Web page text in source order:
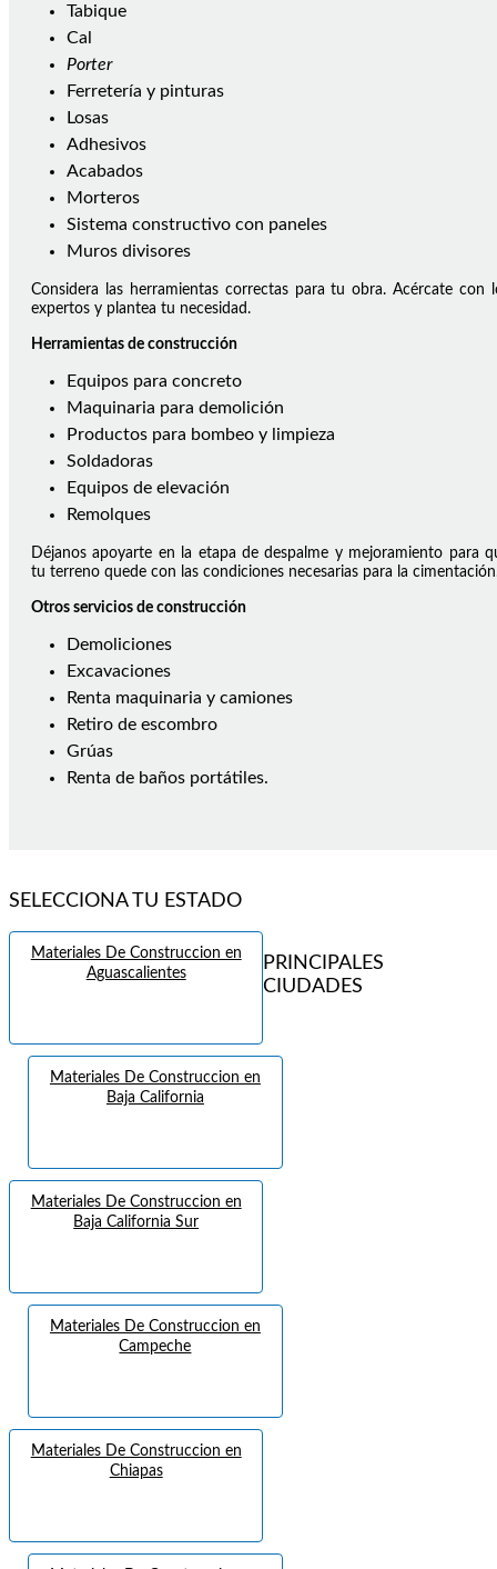
Tabique
Cal
Porter
Ferretería y pinturas
Losas
Adhesivos
Acabados
Morteros
Sistema constructivo con paneles
Muros divisores
Considera las herramientas correctas para tu obra. Acércate con
expertos y plantea tu necesidad.
Herramientas de construcción
Equipos para concreto
Maquinaria para demolición
Productos para bombeo y limpieza
Soldadoras
Equipos de elevación
Remolques
Déjanos apoyarte en la etapa de despalme y mejoramiento para
tu terreno quede con las condiciones necesarias para la
Otros servicios de construcción
Demoliciones
Excavaciones
Renta maquinaria y camiones
Retiro de escombro
Grúas
Renta de baños portátiles.
SELECCIONA TU ESTADO
Materiales De Construccion en
Aguascalientes
Materiales De Construccion en
Baja California
Materiales De Construccion en
Baja California Sur
Materiales De Construccion en
Campeche
Materiales De Construccion en
Chiapas
PRINCIPALES
CIUDADES